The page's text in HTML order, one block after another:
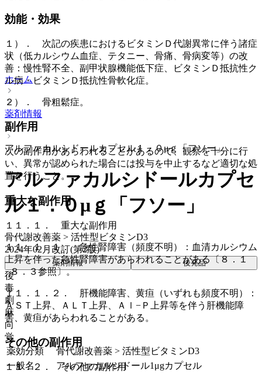
効能・効果
１）． 次記の疾患におけるビタミンＤ代謝異常に伴う諸症
状（低カルシウム血症、テタニー、骨痛、骨病変等）の改
善：慢性腎不全、副甲状腺機能低下症、ビタミンＤ抵抗性ク
ル病・ビタミンＤ抵抗性骨軟化症。
２）． 骨粗鬆症。
副作用
次の副作用があらわれることがあるので、観察を十分に行
い、異常が認められた場合には投与を中止するなど適切な処
置を行うこと。
重大な副作用
１１．１． 重大な副作用
１１．１．１． 急性腎障害（頻度不明）：血清カルシウム
上昇を伴った急性腎障害があらわれることがある〔８．１
−８．３参照〕。
１１．１．２． 肝機能障害、黄疸（いずれも頻度不明）：
ＡＳＴ上昇、ＡＬＴ上昇、Ａｌ−Ｐ上昇等を伴う肝機能障
害、黄疸があらわれることがある。
その他の副作用
１１．２． その他の副作用
ホーム
薬剤情報
アルファカルシドールカプセル１．０μｇ「フソー」
アルファカルシドールカプセ
ル１．０μｇ「フソー」
骨代謝改善薬 > 活性型ビタミンD3
2024年02月改訂(第2版)
薬剤情報 後発品
後
毒
劇
麻
向
覚
薬効分類
骨代謝改善薬 > 活性型ビタミンD3
一般名
アルファカルシドール1μgカプセル